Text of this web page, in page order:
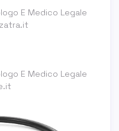
E Medico Legale
E Medico Legale